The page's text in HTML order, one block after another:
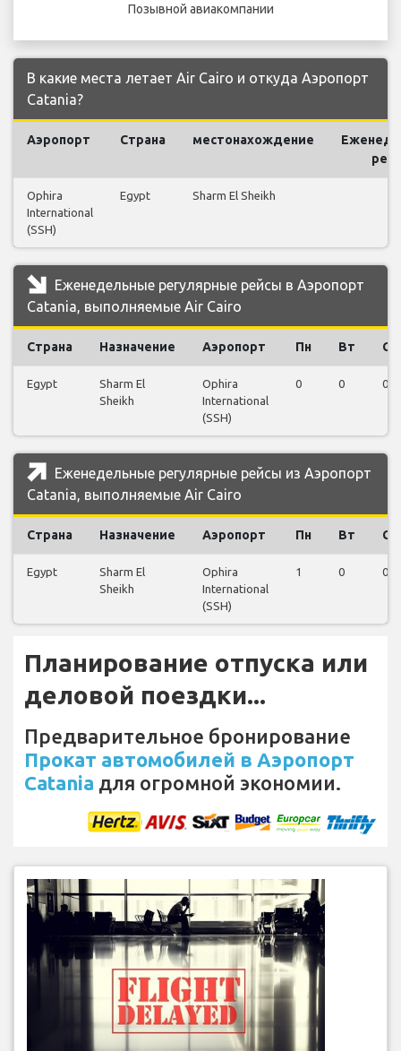
Позывной авиакомпании
В какие места летает Air Cairo и откуда Аэропорт
Catania?
Аэропорт Страна местонахождение
Ophira
International
(SSH)
Egypt Sharm El Sheikh
Еженедельные регулярные рейсы в Аэропорт
Catania, выполняемые Air Cairo
Страна Назначение Аэропорт Пн Вт Ср
Egypt
Sharm El
Sheikh
Ophira
International
(SSH)
0 0 0
Еженедельные регулярные рейсы из Аэропорт
Catania, выполняемые Air Cairo
Страна Назначение Аэропорт Пн Вт Ср
Egypt
Sharm El
Sheikh
Ophira
International
(SSH)
1 0 0
Планирование отпуска или
деловой поездки...
Предварительное бронирование
Прокат автомобилей в Аэропорт
Catania для огромной экономии.